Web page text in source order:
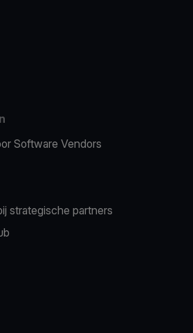
Software Vendors
strategische partners